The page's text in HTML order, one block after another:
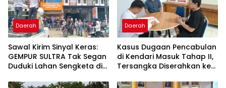
Daerah
Sawal Kirim Sinyal Keras:
GEMPUR SULTRA Tak Segan
Duduki Lahan Sengketa di
Daerah
Kasus Dugaan Pencabulan
di Kendari Masuk Tahap II,
Tersangka Diserahkan ke